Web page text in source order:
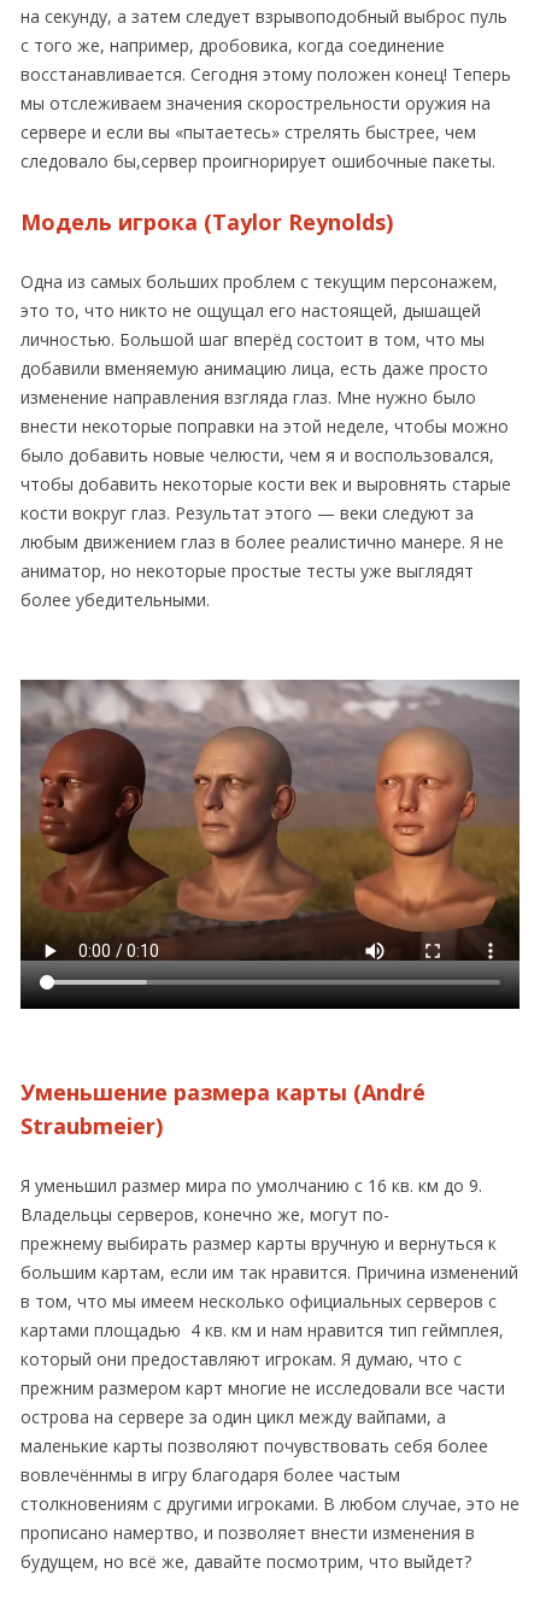
на секунду, а затем следует взрывоподобный выброс пуль
с того же, например, дробовика, когда соединение
восстанавливается. Сегодня этому положен конец! Теперь
мы отслеживаем значения скорострельности оружия на
сервере и если вы «пытаетесь» стрелять быстрее, чем
следовало бы,сервер проигнорирует ошибочные пакеты.
Модель игрока (Taylor Reynolds)
Одна из самых больших проблем с текущим персонажем,
это то, что никто не ощущал его настоящей, дышащей
личностью. Большой шаг вперёд состоит в том, что мы
добавили вменяемую анимацию лица, есть даже просто
изменение направления взгляда глаз. Мне нужно было
внести некоторые поправки на этой неделе, чтобы можно
было добавить новые челюсти, чем я и воспользовался,
чтобы добавить некоторые кости век и выровнять старые
кости вокруг глаз. Результат этого — веки следуют за
любым движением глаз в более реалистично манере. Я не
аниматор, но некоторые простые тесты уже выглядят
более убедительными.
Уменьшение размера карты (André
Straubmeier)
Я уменьшил размер мира по умолчанию с 16 кв. км до 9.
Владельцы серверов, конечно же, могут по-
прежнему выбирать размер карты вручную и вернуться к
большим картам, если им так нравится. Причина изменений
в том, что мы имеем несколько официальных серверов с
картами площадью 4 кв. км и нам нравится тип геймплея,
который они предоставляют игрокам. Я думаю, что с
прежним размером карт многие не исследовали все части
острова на сервере за один цикл между вайпами, а
маленькие карты позволяют почувствовать себя более
вовлечённмы в игру благодаря более частым
столкновениям с другими игроками. В любом случае, это не
прописано намертво, и позволяет внести изменения в
будущем, но всё же, давайте посмотрим, что выйдет?